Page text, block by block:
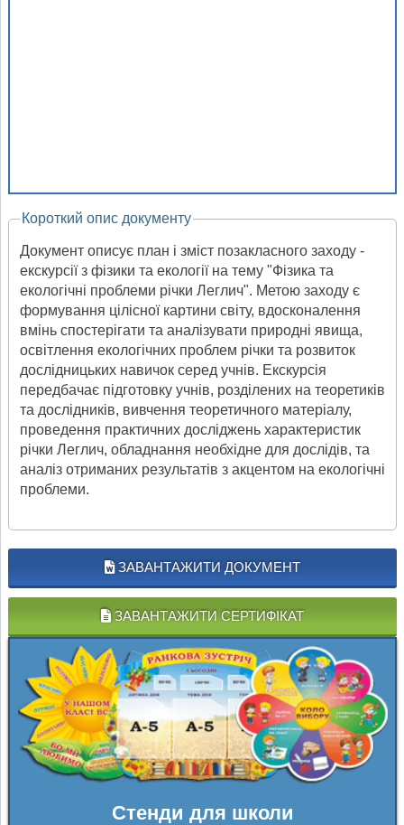
Короткий опис документу
Документ описує план і зміст позакласного заходу -
екскурсії з фізики та екології на тему "Фізика та
екологічні проблеми річки Леглич". Метою заходу є
формування цілісної картини світу, вдосконалення
вмінь спостерігати та аналізувати природні явища,
освітлення екологічних проблем річки та розвиток
дослідницьких навичок серед учнів. Екскурсія
передбачає підготовку учнів, розділених на теоретиків
та дослідників, вивчення теоретичного матеріалу,
проведення практичних досліджень характеристик
річки Леглич, обладнання необхідне для дослідів, та
аналіз отриманих результатів з акцентом на екологічні
проблеми.
ЗАВАНТАЖИТИ ДОКУМЕНТ
ЗАВАНТАЖИТИ СЕРТИФІКАТ
Стенди для школи